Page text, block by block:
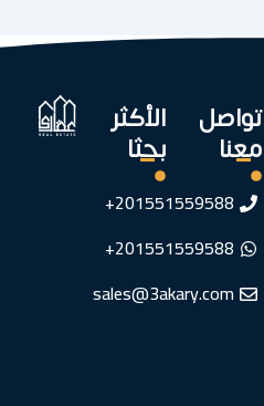
تواصل
معنا
201551559588+
201551559588+
sales@3akary.com
الأكثر
بحثا